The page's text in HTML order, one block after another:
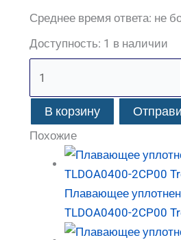
Среднее время ответа: не
Доступность: 1 в наличии
В корзину
Похожие
Плавающее
TLDOA0400-2CP00